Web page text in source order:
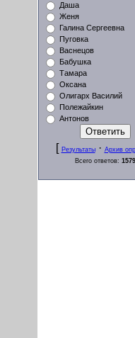
Даша
Женя
Галина Сергеевна
Пуговка
Васнецов
Бабушка
Тамара
Оксана
Олигарх Василий
Полежайкин
Антонов
[ Результаты· Архив
Всего ответов: 1579